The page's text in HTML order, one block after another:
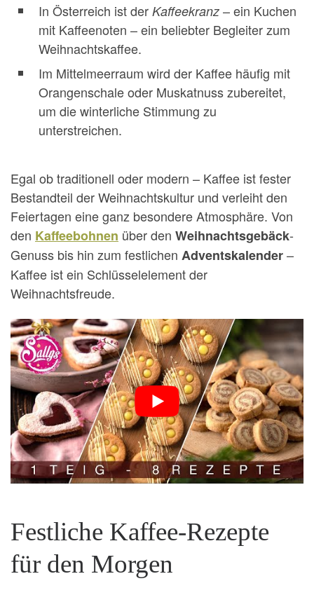
In Österreich ist der Kaffeekranz – ein Kuchen
mit Kaffeenoten – ein beliebter Begleiter zum
Weihnachtskaffee.
Im Mittelmeerraum wird der Kaffee häufig mit
Orangenschale oder Muskatnuss zubereitet,
um die winterliche Stimmung zu
unterstreichen.
Egal ob traditionell oder modern – Kaffee ist fester
Bestandteil der Weihnachtskultur und verleiht den
Feiertagen eine ganz besondere Atmosphäre. Von
den Kaffeebohnen über den Weihnachtsgebäck-
Genuss bis hin zum festlichen Adventskalender–
Kaffee ist ein Schlüsselelement der
Weihnachtsfreude.
Festliche Kaffee-Rezepte
für den Morgen